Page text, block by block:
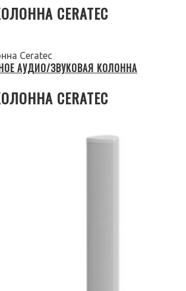
CERATEC
АУДИО/ЗВУКОВАЯ КОЛОННА
CERATEC